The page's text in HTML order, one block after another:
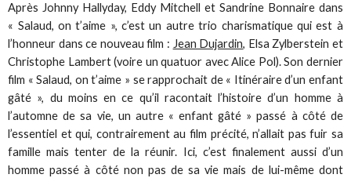
Après Johnny Hallyday, Eddy Mitchell et Sandrine Bonnaire dans
« Salaud, on t’aime », c’est un autre trio charismatique qui est à
l’honneur dans ce nouveau film : Jean Dujardin, Elsa Zylberstein et
Christophe Lambert (voire un quatuor avec Alice Pol). Son dernier
film « Salaud, on t’aime » se rapprochait de « Itinéraire d’un enfant
gâté », du moins en ce qu’il racontait l’histoire d’un homme à
l’automne de sa vie, un autre « enfant gâté » passé à côté de
l’essentiel et qui, contrairement au film précité, n’allait pas fuir sa
famille mais tenter de la réunir. Ici, c’est finalement aussi d’un
homme passé à côté non pas de sa vie mais de lui-même dont